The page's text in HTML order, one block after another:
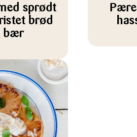
sprødt
brød
bær